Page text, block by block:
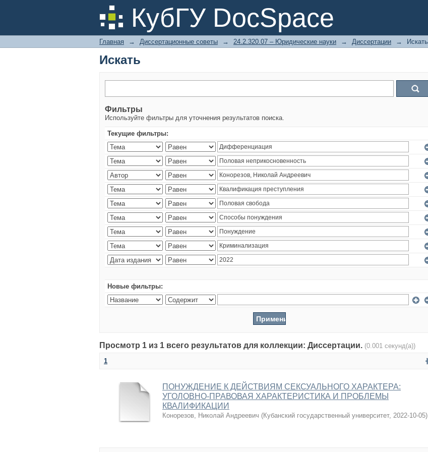
КубГУ DocSpace
Искать
Главная → Диссертационные советы → 24.2.320.07 – Юридические науки → Диссертации → Искать
Искать
Фильтры
Используйте фильтры для уточнения результатов поиска.
Текущие фильтры:
Новые фильтры:
Просмотр 1 из 1 всего результатов для коллекции: Диссертации. (0.001 секунд(а))
1
ПОНУЖДЕНИЕ К ДЕЙСТВИЯМ СЕКСУАЛЬНОГО ХАРАКТЕРА:
УГОЛОВНО-ПРАВОВАЯ ХАРАКТЕРИСТИКА И ПРОБЛЕМЫ
КВАЛИФИКАЦИИ
Конорезов, Николай Андреевич (Кубанский государственный университет, 2022-10-05)